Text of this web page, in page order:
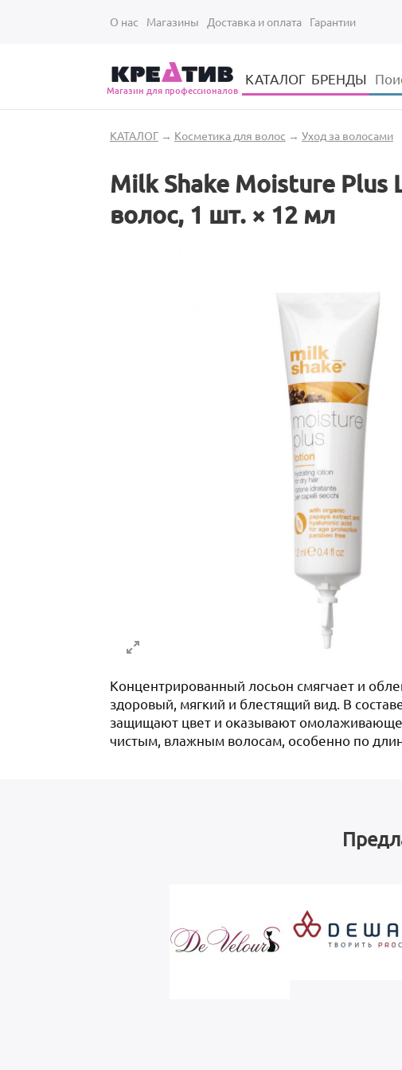
О нас Магазины Доставка и оплата Гарантии
Магазин для профессионалов
КАТАЛОГ БРЕНДЫ Поиск
Вы здесь
КАТАЛОГ→ Косметика для волос → Уход за волосами
Milk Shake Moisture
волос, 1 шт. × 12 мл
Концентрированный лосьон смягчает и
здоровый, мягкий и блестящий вид. В
защищают цвет и оказывают
чистым, влажным волосам, особенно по